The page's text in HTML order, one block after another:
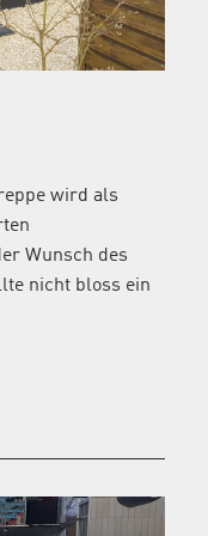
wird als
Wunsch des
nicht bloss ein